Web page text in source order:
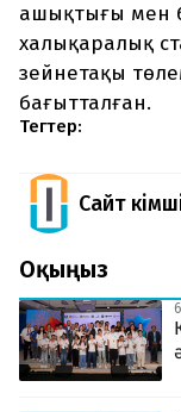
ашықтығы мен
халықаралық
зейнетақы
бағытталған.
Тегтер:
Сайт
Оқыңыз